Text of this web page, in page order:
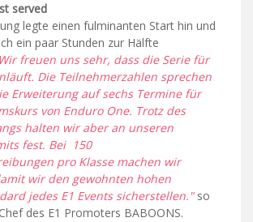
served
legte einen fulminanten Start hin und
ein paar Stunden zur Hälfte
freuen uns sehr, dass die Serie für
Die Teilnehmerzahlen sprechen
Erweiterung auf sechs Termine für
von Enduro One. Trotz des
halten wir aber an unseren
fest. Bei 150
pro Klasse machen wir
wir den gewohnten hohen
jedes E1 Events sicherstellen."so
des E1 Promoters BABOONS.